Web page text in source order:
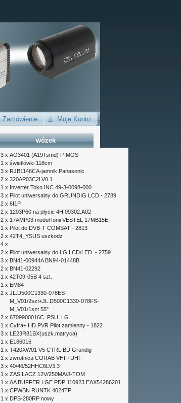
Zamówienie Moje Konto
wózek
3 x AO3401 (A19Tsmd) P-MOS
1 x świetlówki 118cm
3 x RJB1146CA-jamnik Panasonic
2 x 320AP03C2LV0.1
1 x Inverter Toko INC 49-3-0098-000
3 x Pilot uniwersalny do GRUNDIG LCD - 2789
2 x 6I1P
2 x 1203P60 na płycie 4H.09302.A02
2 x 17AMP03 moduł fonii VESTEL 17MB15E
1 x Pilot do DVB-T COMSAT - 2813
2 x 42T4_YSUS uszkodz
4 x
2 x Pilot uniwersalny do LG LCD/LED. - 2759
3 x BN41-00944A BN94-01448B
2 x BN41-02292
1 x 42T09-05B 4 szt.
1 x EM84
2 x JL.D500C1330-078ES-
M_V01/2szt+JL.D500C1330-078FS-
M_V01/1szt 55"
2 x 6709900016C_PSU_LG
1 x Cyfra+ HD PVR Pilot zamienny - 1822
3 x
LE23R81BX(uszk.matryca)
1 x E186016
1 x T420XW01 V5 CTRL BD Grundig
1 x zwrotnica CORAB VHF+UHF
3 x 40/46/52HHC6LV3.3
1 x ZASILACZ 12V/250MA/J-TOM
1 x AA BUFFER LGE PDP 110923 EAX54286201
1 x CPWBN RUNTK 4024TP
1 x DPS-280RP nowy